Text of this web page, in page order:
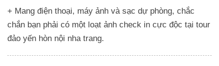
+ Mang điện thoại, máy ảnh và sạc dự phòng, chắc
chắn bạn phải có một loạt ảnh check in cực độc tại tour
đảo yến hòn nội nha trang.